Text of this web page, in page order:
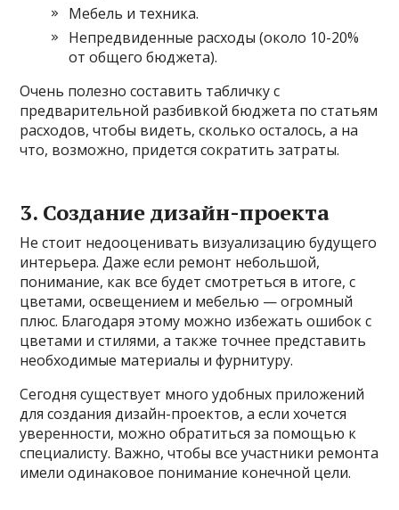
Мебель и техника.
Непредвиденные расходы (около 10-20%
от общего бюджета).
Очень полезно составить табличку с
предварительной разбивкой бюджета по статьям
расходов, чтобы видеть, сколько осталось, а на
что, возможно, придется сократить затраты.
3. Создание дизайн-проекта
Не стоит недооценивать визуализацию будущего
интерьера. Даже если ремонт небольшой,
понимание, как все будет смотреться в итоге, с
цветами, освещением и мебелью — огромный
плюс. Благодаря этому можно избежать ошибок с
цветами и стилями, а также точнее представить
необходимые материалы и фурнитуру.
Сегодня существует много удобных приложений
для создания дизайн-проектов, а если хочется
уверенности, можно обратиться за помощью к
специалисту. Важно, чтобы все участники ремонта
имели одинаковое понимание конечной цели.